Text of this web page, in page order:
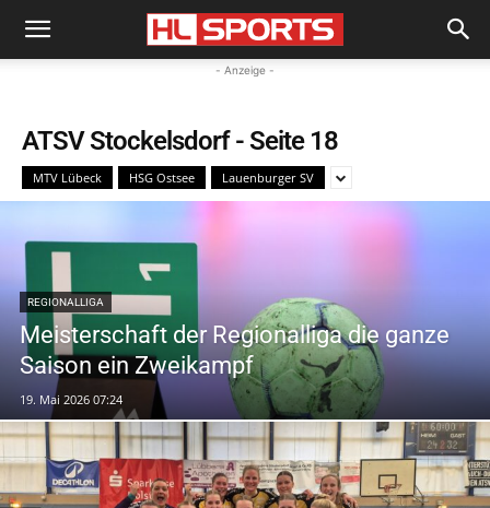
- Anzeige -
ATSV Stockelsdorf- Seite 18
MTV Lübeck HSG Ostsee Lauenburger SV
REGIONALLIGA
Meisterschaft der Regionalliga die ganze
Saison ein Zweikampf
19. Mai 2026 07:24